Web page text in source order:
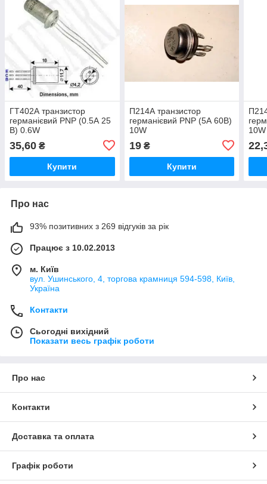
ГТ402А транзистор
германієвий PNP (0.5А 25
В) 0.6W
35,60 ₴
Купити
П214А транзистор
германієвий PNP (5А 60В)
10W
19₴
Купити
10W
Про нас
93% позитивних з 269 відгуків за рік
Працює з 10.02.2013
м. Київ
вул. Ушинського, 4, торгова крамниця 594-598, Київ,
Україна
Контакти
Сьогодні вихідний
Показати весь графік роботи
Про нас
Контакти
Доставка та оплата
Графік роботи